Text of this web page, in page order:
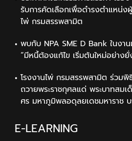
รับการคัดเลือกเพื่อดำรงตำแหน่ง
ไพ่ กรมสรรพสามิต
พบกับ NPA SME D Bank ในงา
“มีหนี้ต้องแก้ไข เริ่มต้นใหม่อย่างยั่
โรงงานไพ่ กรมสรรพสามิต ร่วม
ถวายพระราชกุศลแด่ พระบาทสมเ
ศร มหาภูมิพลอดุลยเดชมหาราช
E-LEARNING